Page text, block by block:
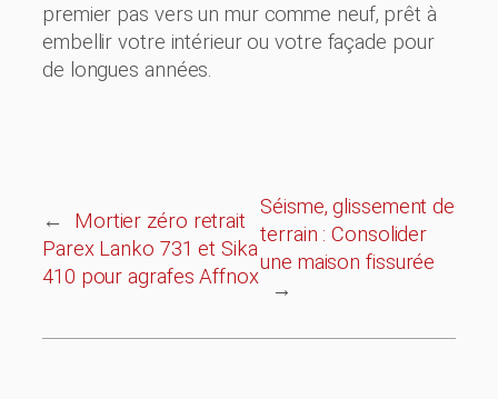
premier pas vers un mur comme neuf, prêt à
embellir votre intérieur ou votre façade pour
de longues années.
←
Mortier zéro retrait
Parex Lanko 731 et Sika
410 pour agrafes Affnox
Séisme, glissement de
terrain : Consolider
une maison fissurée
→